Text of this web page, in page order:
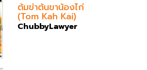
ต้มข่าต้นขาน้องไก่
(Tom Kah Kai)
ChubbyLawyer